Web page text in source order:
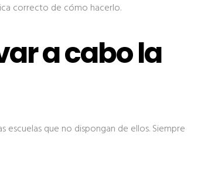
correcto de cómo hacerlo.
a cabo la
escuelas que no dispongan de ellos. Siempre